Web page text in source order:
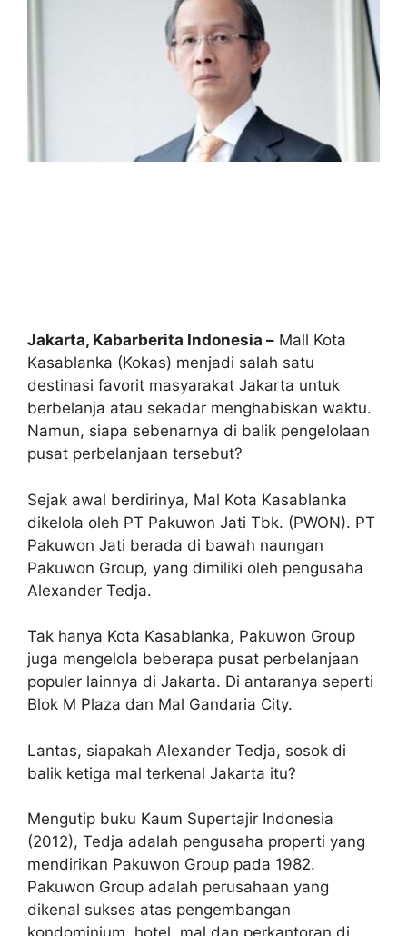
Jakarta, Kabarberita Indonesia – Mall Kota
Kasablanka (Kokas) menjadi salah satu
destinasi favorit masyarakat Jakarta untuk
berbelanja atau sekadar menghabiskan waktu.
Namun, siapa sebenarnya di balik pengelolaan
pusat perbelanjaan tersebut?
Sejak awal berdirinya, Mal Kota Kasablanka
dikelola oleh PT Pakuwon Jati Tbk. (PWON). PT
Pakuwon Jati berada di bawah naungan
Pakuwon Group, yang dimiliki oleh pengusaha
Alexander Tedja.
Tak hanya Kota Kasablanka, Pakuwon Group
juga mengelola beberapa pusat perbelanjaan
populer lainnya di Jakarta. Di antaranya seperti
Blok M Plaza dan Mal Gandaria City.
Lantas, siapakah Alexander Tedja, sosok di
balik ketiga mal terkenal Jakarta itu?
Mengutip buku Kaum Supertajir Indonesia
(2012), Tedja adalah pengusaha properti yang
mendirikan Pakuwon Group pada 1982.
Pakuwon Group adalah perusahaan yang
dikenal sukses atas pengembangan